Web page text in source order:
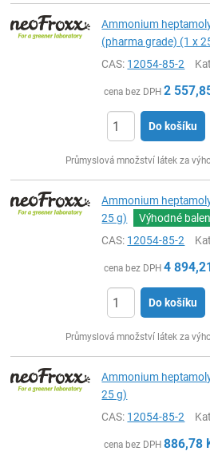
Ammonium
(pharma grade) (1 x
CAS: 12054-85-2
cena bez DPH 2
Do košíku
Průmyslová množství látek za
Ammonium
25 g)
Výhodné
CAS: 12054-85-2
cena bez DPH 4
Do košíku
Průmyslová množství látek za
Ammonium
25 g)
CAS: 12054-85-2
cena bez DPH 886,78